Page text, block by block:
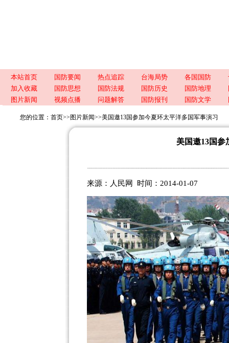
本站首页 国防要闻 热点追踪 台海局势 各国国防
加入收藏
国防思想 国防法规 国防历史 国防地理
图片新闻
视频点播 问题解答 国防报刊 国防文学
您的位置： 首页>> 图片新闻>>美国邀13国参加今夏环太平洋多国军事演习
美国邀13国参
来源：人民网 时间：2014-01-07